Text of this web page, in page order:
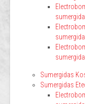
Sumergidas
Sumergidas